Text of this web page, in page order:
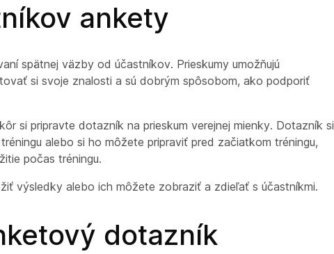
ankety
spätnej väzby od účastníkov. Prieskumy umožňujú
si svoje znalosti a sú dobrým spôsobom, ako podporiť
si pripravte dotazník na prieskum verejnej mienky. Dotazník si
alebo si ho môžete pripraviť pred začiatkom tréningu,
počas tréningu.
výsledky alebo ich môžete zobraziť a zdieľať s účastníkmi.
dotazník